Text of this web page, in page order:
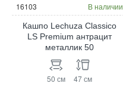
16103 В наличии
Кашпо Lechuza Classico
LS Premium антрацит
металлик 50
50 см 47 см